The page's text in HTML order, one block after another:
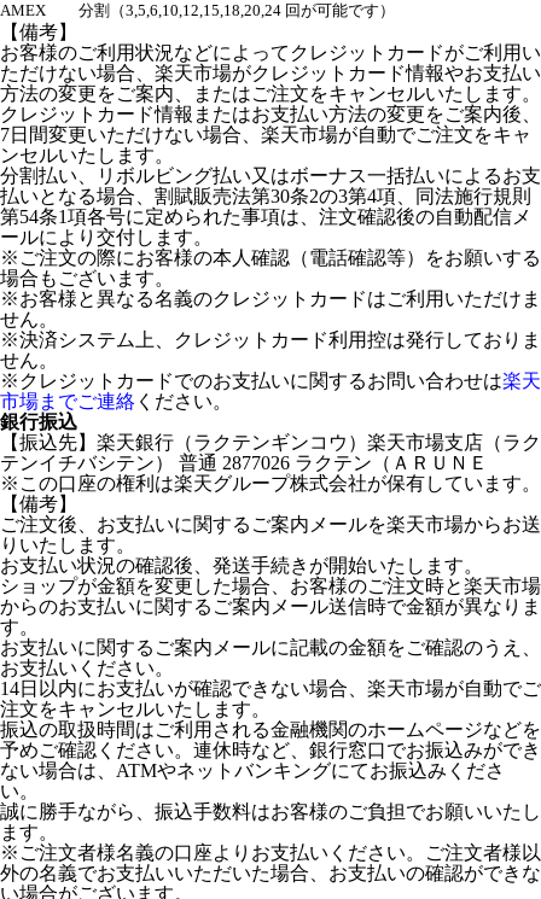
AMEX
分割（3,5,6,10,12,15,18,20,24 回が可能です）
【備考】
お客様のご利用状況などによってクレジットカードがご利用い
ただけない場合、楽天市場がクレジットカード情報やお支払い
方法の変更をご案内、またはご注文をキャンセルいたします。
クレジットカード情報またはお支払い方法の変更をご案内後、
7日間変更いただけない場合、楽天市場が自動でご注文をキャ
ンセルいたします。
分割払い、リボルビング払い又はボーナス一括払いによるお支
払いとなる場合、割賦販売法第30条2の3第4項、同法施行規則
第54条1項各号に定められた事項は、注文確認後の自動配信メ
ールにより交付します。
※ご注文の際にお客様の本人確認（電話確認等）をお願いする
場合もございます。
※お客様と異なる名義のクレジットカードはご利用いただけま
せん。
※決済システム上、クレジットカード利用控は発行しておりま
せん。
※クレジットカードでのお支払いに関するお問い合わせは楽天
市場までご連絡 ください。
銀行振込
【振込先】楽天銀行（ラクテンギンコウ）楽天市場支店（ラク
テンイチバシテン） 普通 2877026 ラクテン（ＡＲＵＮＥ
※この口座の権利は楽天グループ株式会社が保有しています。
【備考】
ご注文後、お支払いに関するご案内メールを楽天市場からお送
りいたします。
お支払い状況の確認後、発送手続きが開始いたします。
ショップが金額を変更した場合、お客様のご注文時と楽天市場
からのお支払いに関するご案内メール送信時で金額が異なりま
す。
お支払いに関するご案内メールに記載の金額をご確認のうえ、
お支払いください。
14日以内にお支払いが確認できない場合、楽天市場が自動でご
注文をキャンセルいたします。
振込の取扱時間はご利用される金融機関のホームページなどを
予めご確認ください。連休時など、銀行窓口でお振込みができ
ない場合は、ATMやネットバンキングにてお振込みくださ
い。
誠に勝手ながら、振込手数料はお客様のご負担でお願いいたし
ます。
※ご注文者様名義の口座よりお支払いください。ご注文者様以
外の名義でお支払いいただいた場合、お支払いの確認ができな
い場合がございます。